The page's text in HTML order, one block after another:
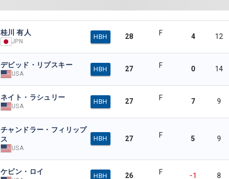
桂川 有人
JPN
HBH 28 F 4 12
デビッド・リプスキー
USA
HBH 27 F 0 14
ネイト・ラシュリー
USA
HBH 27 F 7 9
チャンドラー・フィリップ
ス
USA
HBH 27 F 5 9
ケビン・ロイ
HBH 26 F -1 8